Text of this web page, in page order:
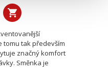
tomu tak především
značný komfort
Směnka je